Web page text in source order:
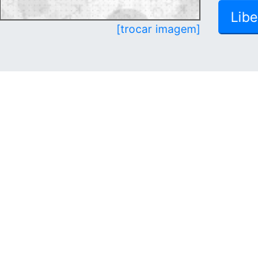
[trocar imagem]